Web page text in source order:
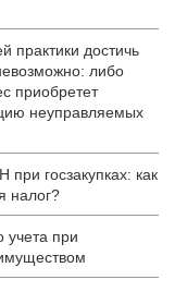
практики достичь
либо
приобретет
неуправляемых
госзакупках: как
налог?
учета при